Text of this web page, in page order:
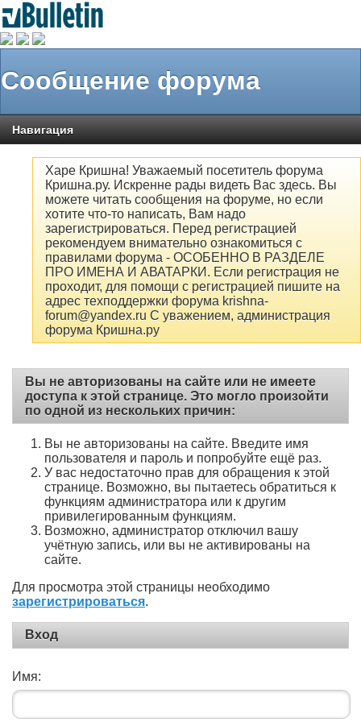
Сообщение форума
Навигация
Харе Кришна! Уважаемый посетитель форума
Кришна.ру. Искренне рады видеть Вас здесь. Вы
можете читать сообщения на форуме, но если
хотите что-то написать, Вам надо
зарегистрироваться. Перед регистрацией
рекомендуем внимательно ознакомиться с
правилами форума - ОСОБЕННО В РАЗДЕЛЕ
ПРО ИМЕНА И АВАТАРКИ. Если регистрация не
проходит, для помощи с регистрацией пишите на
адрес техподдержки форума krishna-
forum@yandex.ru С уважением, администрация
форума Кришна.ру
Вы не авторизованы на сайте или не имеете
доступа к этой странице. Это могло произойти
по одной из нескольких причин:
Вы не авторизованы на сайте. Введите имя
пользователя и пароль и попробуйте ещё раз.
У вас недостаточно прав для обращения к этой
странице. Возможно, вы пытаетесь обратиться к
функциям администратора или к другим
привилегированным функциям.
Возможно, администратор отключил вашу
учётную запись, или вы не активированы на
сайте.
Для просмотра этой страницы необходимо
зарегистрироваться.
Вход
Имя: